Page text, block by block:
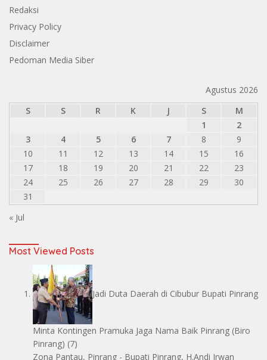
Redaksi
Privacy Policy
Disclaimer
Pedoman Media Siber
Agustus 2026
S
S R K J S
M
1
2
3
4 5 6 7 8
9
10
11 12 13 14 15
16
17
18 19 20 21 22
23
24
25 26 27 28 29
30
31
« Jul
Most Viewed Posts
Jadi Duta Daerah di Cibubur Bupati Pinrang
Minta Kontingen Pramuka Jaga Nama Baik Pinrang (Biro
Pinrang) (7)
Zona Pantau, Pinrang - Bupati Pinrang, H.Andi Irwan